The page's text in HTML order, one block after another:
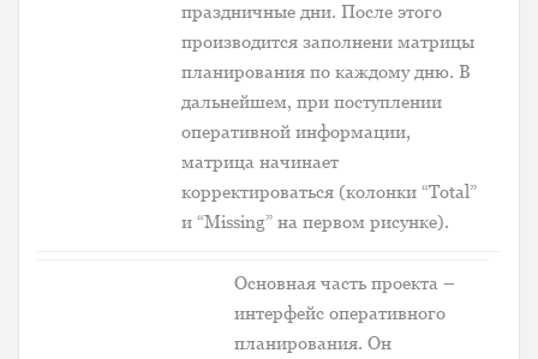
праздничные дни. После этого
производится заполнени матрицы
планирования по каждому дню. В
дальнейшем, при поступлении
оперативной информации,
матрица начинает
корректироваться (колонки “Total”
и “Missing” на первом рисунке).
Основная часть проекта –
интерфейс оперативного
планирования. Он